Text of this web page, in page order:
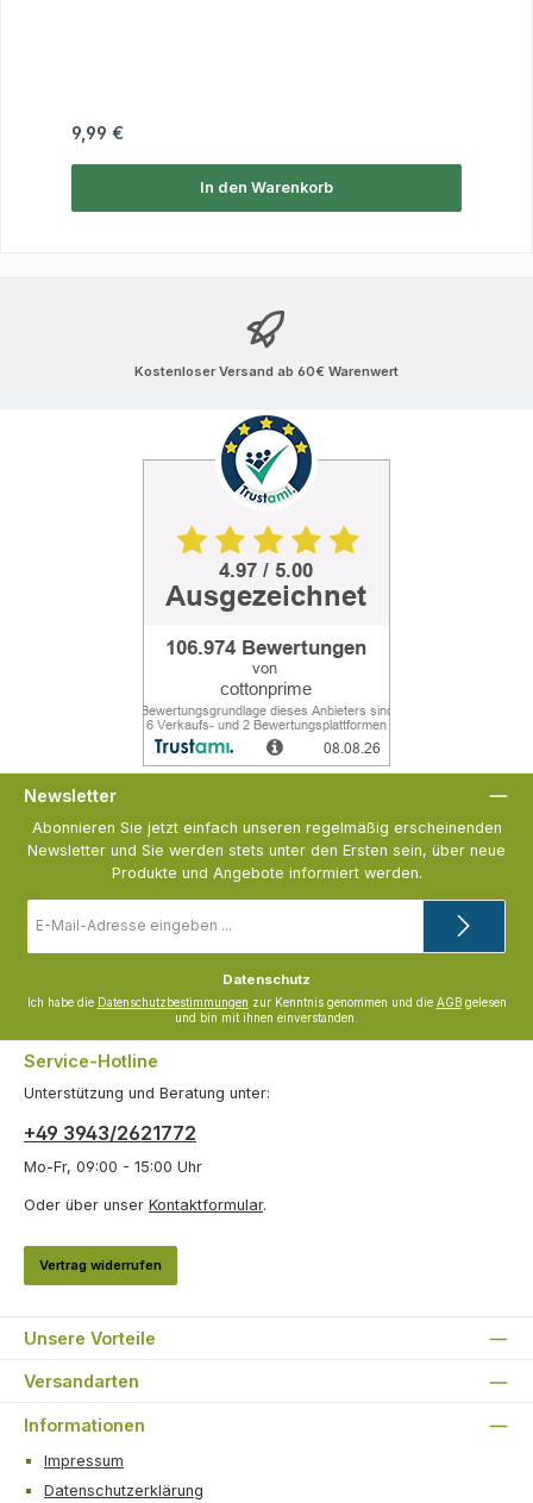
Regulärer Preis:
9,99 €
In den Warenkorb
Kostenloser Versand ab 60€ Warenwert
Newsletter
Abonnieren Sie jetzt einfach unseren regelmäßig erscheinenden
Newsletter und Sie werden stets unter den Ersten sein, über neue
Produkte und Angebote informiert werden.
Mail-
Datenschutz
Ich habe die Datenschutzbestimmungen zur Kenntnis genommen und die AGBgelesen
und bin mit ihnen einverstanden.
Service-Hotline
Unterstützung und Beratung unter:
+49 3943/2621772
Mo-Fr, 09:00 - 15:00 Uhr
Oder über unser Kontaktformular.
Vertrag widerrufen
Unsere Vorteile
Versandarten
Informationen
Impressum
Datenschutzerklärung